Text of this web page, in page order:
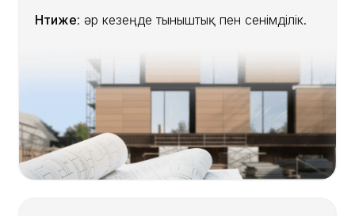
Нәтиже: әр кезеңде тыныштық пен сенімділік.